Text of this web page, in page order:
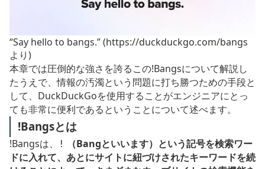
“Say hello to bangs.” (https://duckduckgo.com/bangs
より)
本章では圧倒的な強さを誇るこの!Bangsについて解説し
たうえで、情報の汚濁という問題に打ち勝つための手段と
して、DuckDuckGoを使用することがエンジニアにとっ
ても非常に便利であるということについて述べます。
!Bangsとは
!Bangsは、 !
（Bangといいます）という記号を検索ワー
ドに入れて、あとにサイトに紐づけされたキーワードを続